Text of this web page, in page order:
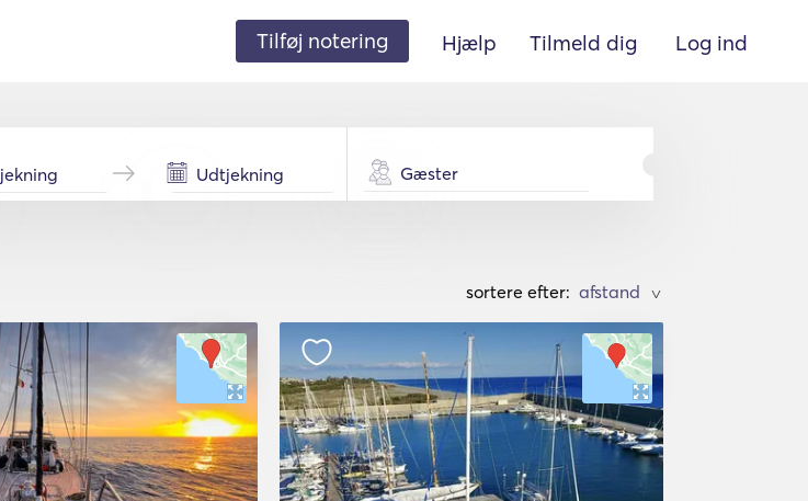
Tilføj notering Hjælp Tilmeld dig Log ind
Gæster
sortere efter: >